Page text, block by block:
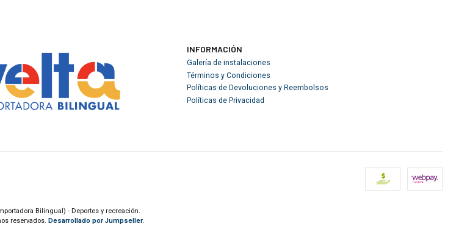
INFORMACIÓN
Galería de instalaciones
Términos y Condiciones
Políticas de Devoluciones y Reembolsos
Políticas de Privacidad
Bilingual) - Deportes y recreación.
reservados. Desarrollado por Jumpseller.